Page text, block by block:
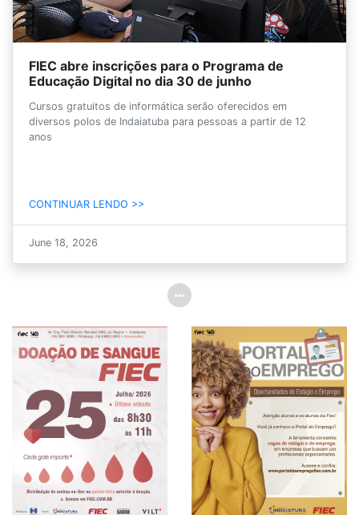
FIEC abre inscrições para o Programa de
Educação Digital no dia 30 de junho
Cursos gratuitos de informática serão oferecidos em
diversos polos de Indaiatuba para pessoas a partir de 12
anos
CONTINUAR LENDO >>
June 18, 2026